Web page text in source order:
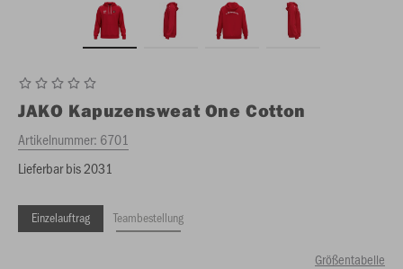
JAKO Kapuzensweat One Cotton
Artikelnummer: 6701
Lieferbar bis 2031
Einzelauftrag Teambestellung
Größentabelle